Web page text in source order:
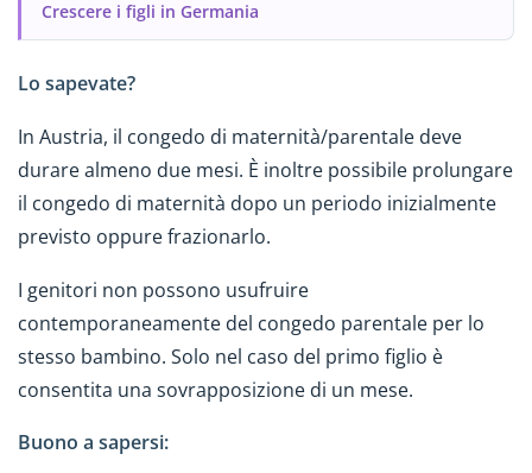
Crescere i figli in Germania
Lo sapevate?
In Austria, il congedo di maternità/parentale deve
durare almeno due mesi. È inoltre possibile prolungare
il congedo di maternità dopo un periodo inizialmente
previsto oppure frazionarlo.
I genitori non possono usufruire
contemporaneamente del congedo parentale per lo
stesso bambino. Solo nel caso del primo figlio è
consentita una sovrapposizione di un mese.
Buono a sapersi: